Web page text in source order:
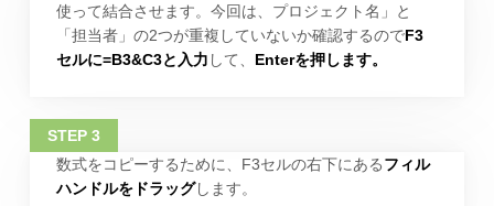
使って結合させます。今回は、プロジェクト名」と
「担当者」の2つが重複していないか確認するのでF3
セルに=B3&C3と入力 して、 Enterを押します。
数式をコピーするために、F3セルの右下にあるフィル
ハンドルをドラッグします。